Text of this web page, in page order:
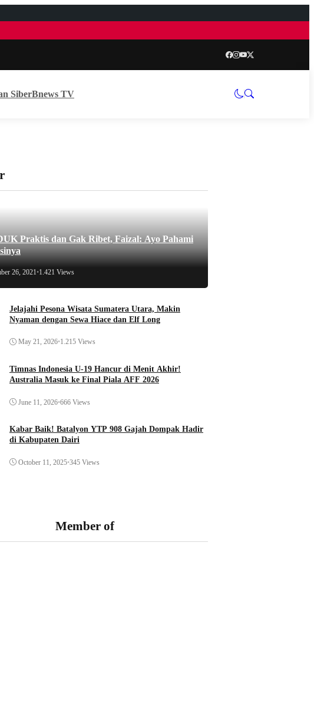
SiberBnews TV
Praktis dan Gak Ribet, Faizal: Ayo Pahami
26, 2021•1.421 Views
Jelajahi Pesona Wisata Sumatera Utara, Makin
Nyaman dengan Sewa Hiace dan Elf Long
May 21, 2026•1.215 Views
Timnas Indonesia U-19 Hancur di Menit Akhir!
Australia Masuk ke Final Piala AFF 2026
June 11, 2026•666 Views
Kabar Baik! Batalyon YTP 908 Gajah Dompak Hadir
di Kabupaten Dairi
October 11, 2025•345 Views
Member of